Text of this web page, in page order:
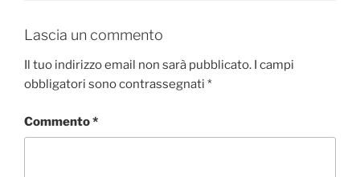
Lascia un commento
Il tuo indirizzo email non sarà pubblicato. I campi
obbligatori sono contrassegnati *
Commento*